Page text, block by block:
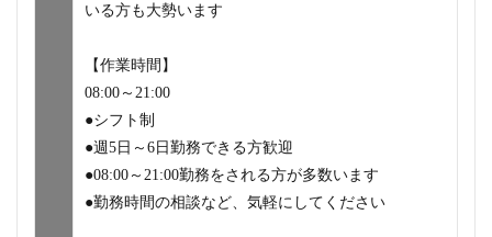
いる方も大勢います
【作業時間】
08:00～21:00
●シフト制
●週5日～6日勤務できる方歓迎
●08:00～21:00勤務をされる方が多数います
●勤務時間の相談など、気軽にしてください